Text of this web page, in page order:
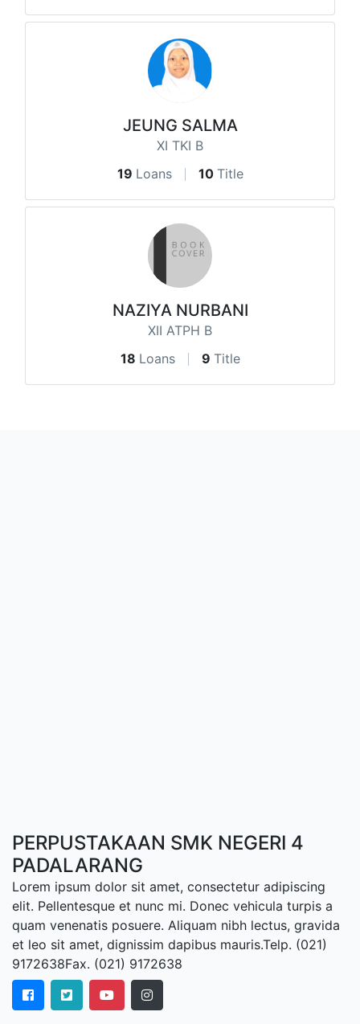
JEUNG SALMA
XI TKI B
19 Loans 10 Title
NAZIYA NURBANI
XII ATPH B
18 Loans 9 Title
PERPUSTAKAAN SMK NEGERI 4
PADALARANG
Lorem ipsum dolor sit amet, consectetur adipiscing
elit. Pellentesque et nunc mi. Donec vehicula turpis a
quam venenatis posuere. Aliquam nibh lectus, gravida
et leo sit amet, dignissim dapibus mauris.Telp. (021)
9172638Fax. (021) 9172638